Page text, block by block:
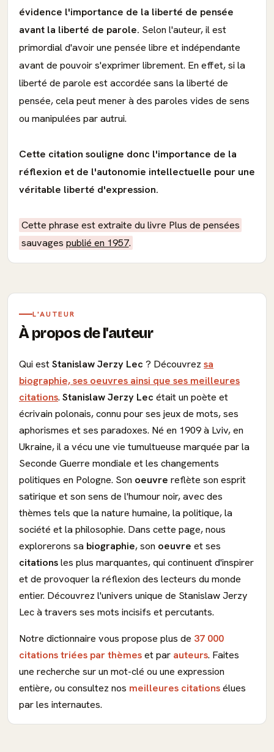
évidence l'importance de la liberté de pensée
avant la liberté de parole. Selon l'auteur, il est
primordial d'avoir une pensée libre et indépendante
avant de pouvoir s'exprimer librement. En effet, si la
liberté de parole est accordée sans la liberté de
pensée, cela peut mener à des paroles vides de sens
ou manipulées par autrui.
Cette citation souligne donc l'importance de la
réflexion et de l'autonomie intellectuelle pour une
véritable liberté d'expression.
Cette phrase est extraite du livre Plus de pensées
sauvages publié en 1957.
L'AUTEUR
À propos de l'auteur
Qui estStanislaw Jerzy Lec ? Découvrez sa
biographie, ses oeuvres ainsi que ses meilleures
citations. Stanislaw Jerzy Lec était un poète et
écrivain polonais, connu pour ses jeux de mots, ses
aphorismes et ses paradoxes. Né en 1909 à Lviv, en
Ukraine, il a vécu une vie tumultueuse marquée par la
Seconde Guerre mondiale et les changements
politiques en Pologne. Son oeuvre reflète son esprit
satirique et son sens de l'humour noir, avec des
thèmes tels que la nature humaine, la politique, la
société et la philosophie. Dans cette page, nous
explorerons sa biographie, son oeuvre et ses
citationsles plus marquantes, qui continuent d'inspirer
et de provoquer la réflexion des lecteurs du monde
entier. Découvrez l'univers unique de Stanislaw Jerzy
Lec à travers ses mots incisifs et percutants.
Notre dictionnaire vous propose plus de 37 000
citations triées par thèmeset par auteurs. Faites
une recherche sur un mot-clé ou une expression
entière, ou consultez nos meilleures citationsélues
par les internautes.